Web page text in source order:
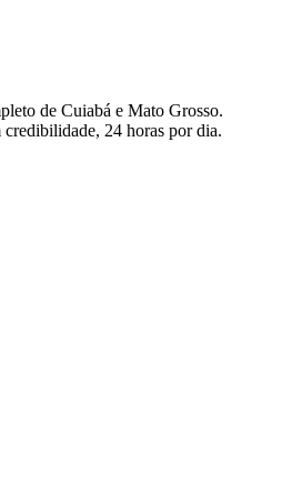
de Cuiabá e Mato Grosso.
24 horas por dia.